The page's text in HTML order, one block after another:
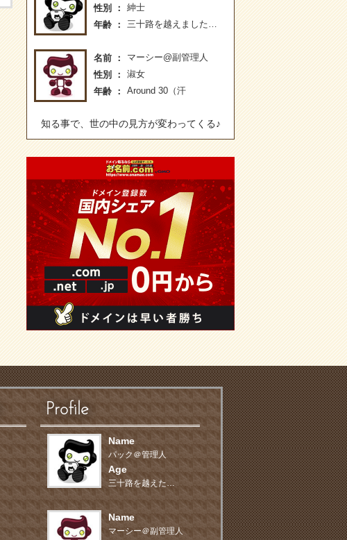
性別
紳士
年齢
三十路を越えました…
名前
マーシー@副管理人
性別
淑女
年齢
Around 30（汗
知る事で、世の中の見方が変わってくる♪
Profile
Name
パック＠管理人
Age
三十路を越えた…
Name
マーシー＠副管理人